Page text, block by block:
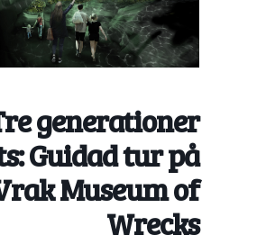
generationer
Guidad tur på
Museum of
Wrecks